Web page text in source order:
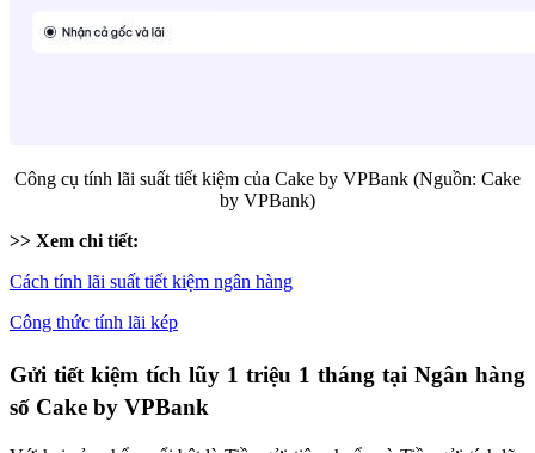
Công cụ tính lãi suất tiết kiệm của Cake by VPBank (Nguồn: Cake
by VPBank)
>> Xem chi tiết:
Cách tính lãi suất tiết kiệm ngân hàng
Công thức tính lãi kép
Gửi tiết kiệm tích lũy 1 triệu 1 tháng tại Ngân hàng
số Cake by VPBank